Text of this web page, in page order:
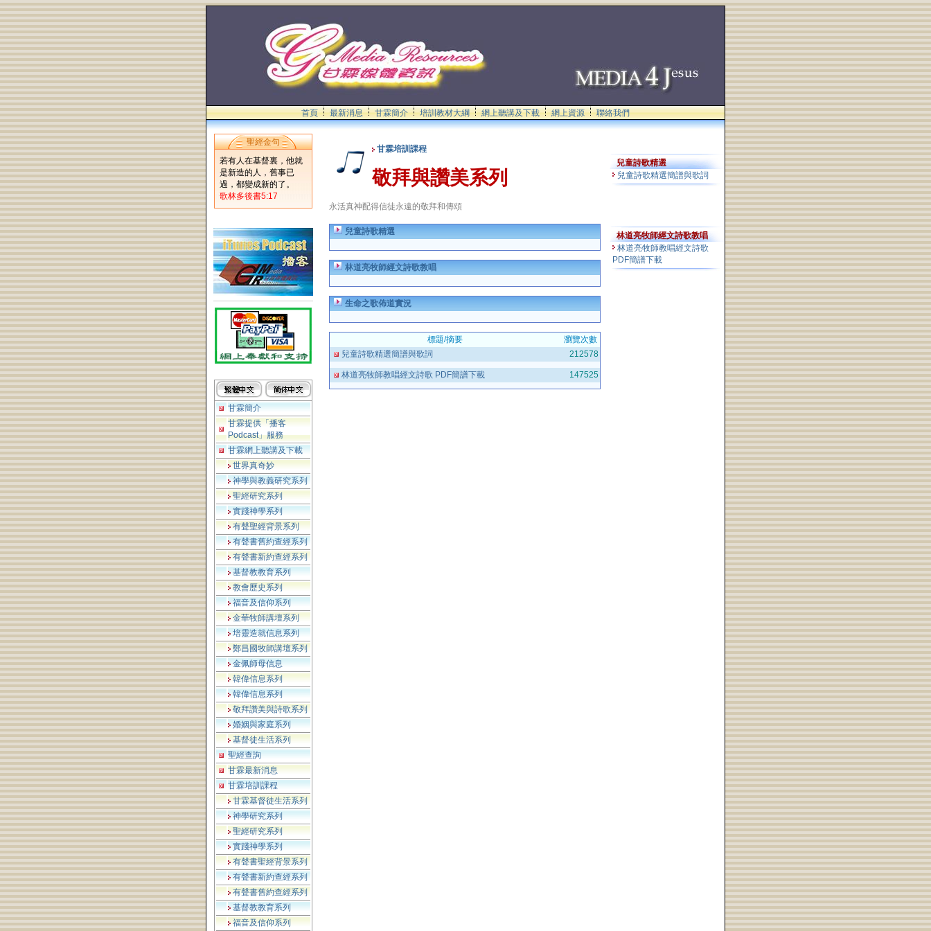
首頁 最新消息 甘霖簡介 培訓教材大綱 網上聽講及下載 網上資源 聯絡我們
聖經金句
若有人在基督裏，他就
是新造的人，舊事已
過，都變成新的了。
歌林多後書5:17
甘霖簡介
甘霖提供「播客
Podcast」服務
甘霖網上聽講及下載
世界真奇妙
神學與教義研究系列
聖經研究系列
實踐神學系列
有聲聖經背景系列
有聲書舊約查經系列
有聲書新約查經系列
基督教教育系列
教會歷史系列
福音及信仰系列
金華牧師講壇系列
培靈造就信息系列
鄭昌國牧師講壇系列
金佩師母信息
韓偉信息系列
韓偉信息系列
敬拜讚美與詩歌系列
婚姻與家庭系列
基督徒生活系列
聖經查詢
甘霖最新消息
甘霖培訓課程
甘霖基督徒生活系列
神學研究系列
聖經研究系列
實踐神學系列
有聲書聖經背景系列
有聲書新約查經系列
有聲書舊約查經系列
基督教教育系列
福音及信仰系列
甘霖培訓課程
敬拜與讚美系列
永活真神配得信徒永遠的敬拜和傳頌
兒童詩歌精選
林道亮牧師經文詩歌教唱
生命之歌佈道實況
標題/摘要
瀏覽次數
兒童詩歌精選簡譜與歌詞
212578
林道亮牧師教唱經文詩歌 PDF簡譜下載 147525
兒童詩歌精選
兒童詩歌精選簡譜與歌詞
林道亮牧師經文詩歌教唱
林道亮牧師教唱經文詩歌
PDF簡譜下載